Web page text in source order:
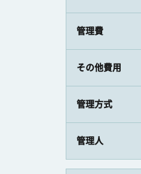
管理費
その他費用
管理方式
管理人